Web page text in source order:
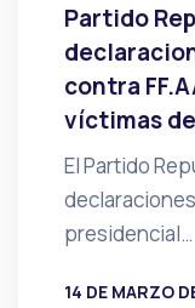
Partido
contra
víctimas
El Partido
presidencial…
14 DE MARZO